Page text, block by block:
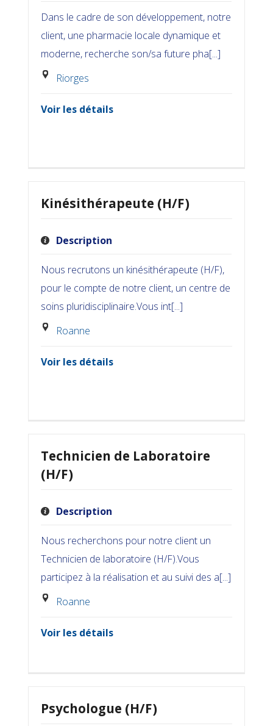
Dans le cadre de son développement, notre
client, une pharmacie locale dynamique et
moderne, recherche son/sa future pha[...]
Riorges
Voir les détails
Kinésithérapeute (H/F)
Description
Nous recrutons un kinésithérapeute (H/F),
pour le compte de notre client, un centre de
soins pluridisciplinaire.Vous int[...]
Roanne
Voir les détails
Technicien de Laboratoire
(H/F)
Description
Nous recherchons pour notre client un
Technicien de laboratoire (H/F).Vous
participez à la réalisation et au suivi des a[...]
Roanne
Voir les détails
Psychologue (H/F)